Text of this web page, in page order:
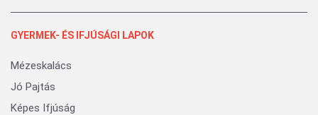
GYERMEK- ÉS IFJÚSÁGI LAPOK
Mézeskalács
Jó Pajtás
Képes Ifjúság